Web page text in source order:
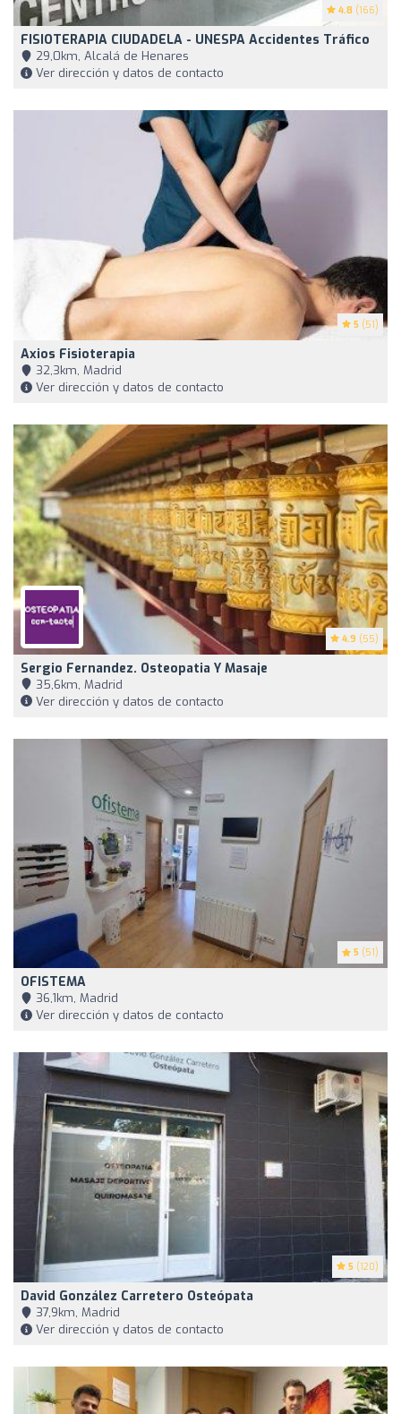
4.8 (166)
FISIOTERAPIA CIUDADELA - UNESPA Accidentes Tráfico
29,0km, Alcalá de Henares
Ver dirección y datos de contacto
5 (51)
Axios Fisioterapia
32,3km, Madrid
Ver dirección y datos de contacto
4.9 (55)
Sergio Fernandez. Osteopatia Y Masaje
35,6km, Madrid
Ver dirección y datos de contacto
5 (51)
OFISTEMA
36,1km, Madrid
Ver dirección y datos de contacto
5 (120)
David González Carretero Osteópata
37,9km, Madrid
Ver dirección y datos de contacto